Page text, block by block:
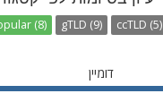
(8) gTLD (9) ccTLD (5)
דומיין